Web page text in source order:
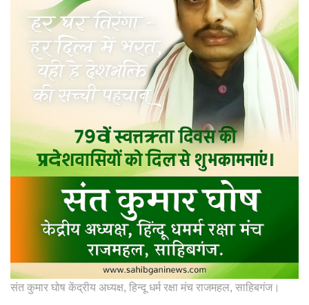
संत कुमार घोष केंद्रीय अध्यक्ष, हिन्दू धर्म रक्षा मंच राजमहल, साहिबगंज।